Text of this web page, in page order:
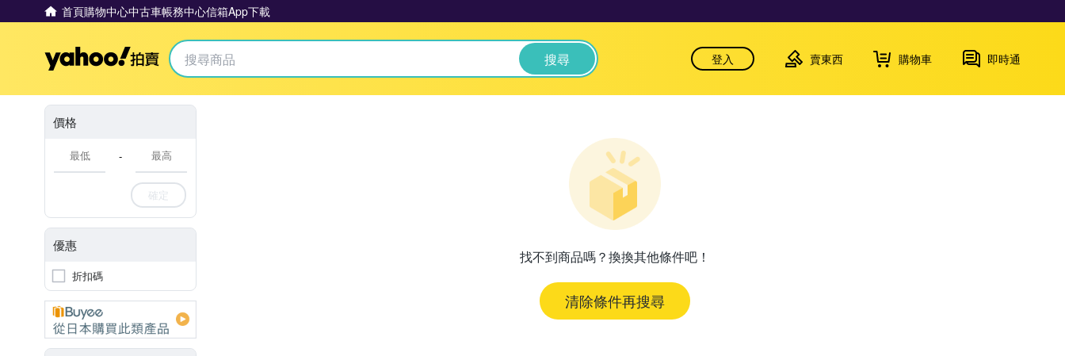
首頁購物中心中古車帳務中心信箱App下載
Yahoo拍賣 搜尋 登入 賣東西 購物車 即時通
價格
-
確定
優惠
折扣碼
找不到商品嗎？換換其他條件吧！
清除條件再搜尋